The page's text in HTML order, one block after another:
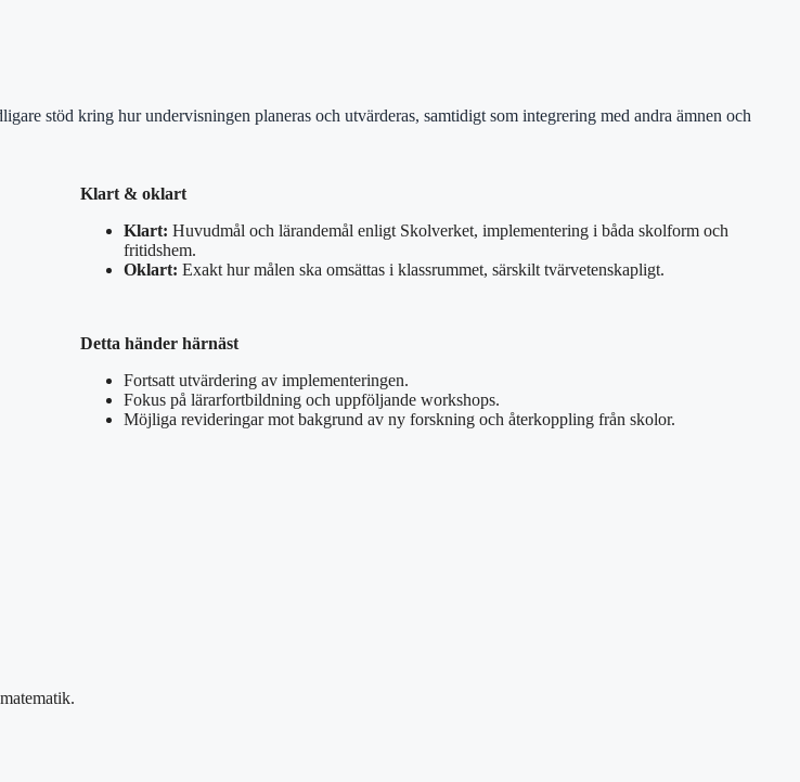
stöd kring hur undervisningen planeras och utvärderas, samtidigt som integrering med andra ämnen och
Klart & oklart
Klart: Huvudmål och lärandemål enligt Skolverket, implementering i båda skolform och
fritidshem.
Oklart: Exakt hur målen ska omsättas i klassrummet, särskilt tvärvetenskapligt.
Detta händer härnäst
Fortsatt utvärdering av implementeringen.
Fokus på lärarfortbildning och uppföljande workshops.
Möjliga revideringar mot bakgrund av ny forskning och återkoppling från skolor.